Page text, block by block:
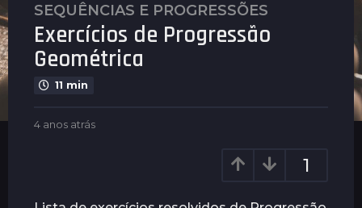
4
a
n
o
s
t
3
SEQUÊNCIAS E PROGRESSÕES
Exercícios de Progressão
Geométrica
11 min
b
n
4 anos atrás
1